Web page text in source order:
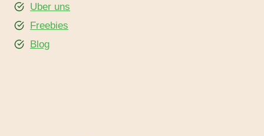
Uber uns
Freebies
Blog